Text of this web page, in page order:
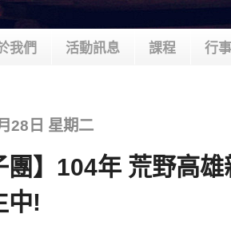
我們 活動訊息 課程 行
28日 星期二
團】104年 荒野高
中!